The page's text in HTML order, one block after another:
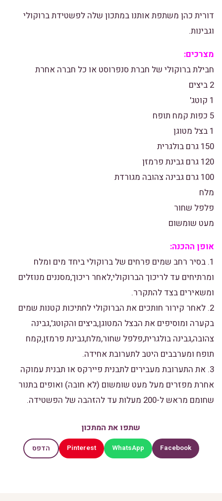
דורית כהן משתפת אותנו במתכון שלה לפשטידת ברוקולי
וגבינות.
מצרכים:
חבילת ברוקולי של חברת סנפרוסט או כל חברה אחרת
2 ביצים
1 קוטג'
5 כפות קמח תופח
1 בצל מטוגן
150 גרם בולגרית
120 גרם גבינת פרמזן
100 גרם גבינה צהובה מגורדת
מלח
פלפל שחור
מעט שומשום
אופן ההכנה:
1. בסיר רחב שמים פרחים של ברוקולי ביחד מים ומלח
ומרתיחים עד לריכוך הברוקולי,לאחר ריכוך,מסננים מנוזלים
ומשאירים בצד להתקרר.
2. לאחר קירור חותכים את הברוקולי לחתיכות קטנות שמים
בקערה ומוסיפים את הבצל המטוגן,ביצים והקוטג',גבינה
צהובה,גבינה בולגרית,פלפל שחור,מלח,גבינת פרמזן,קמח
תופח ומערבבים היטב לתערובת אחידה.
3. את התערובת מעבירים לתבנית פיירקס או תבנית עמוקה
אחרת מפזרים מעל מעט שומשום (לא חובה) ואופים בתנור
שחומם מראש ל-200 מעלות עד להזהבה של הפשטידה.
שתפו את המתכון
Facebook
WhatsApp
Pinterest הדפס